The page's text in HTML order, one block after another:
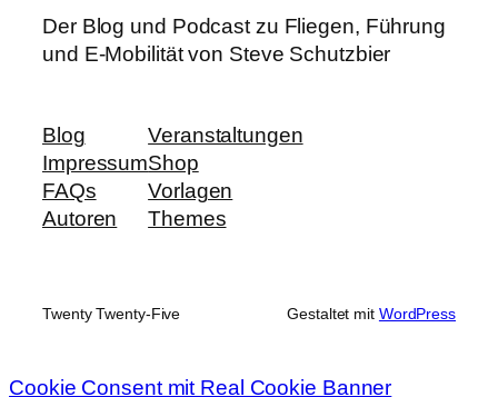
Der Blog und Podcast zu Fliegen, Führung
und E-Mobilität von Steve Schutzbier
Blog
Impressum
FAQs
Autoren
Veranstaltungen
Shop
Vorlagen
Themes
Twenty Twenty-Five Gestaltet mit WordPress
Cookie Consent mit Real Cookie Banner